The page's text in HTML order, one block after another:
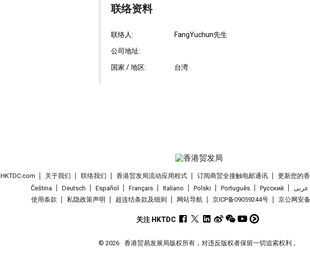
联络资料
联络人: FangYuchun先生
公司地址:
国家 / 地区: 台湾
HKTDC.com 关于我们 联络我们 香港贸发局流动应用程式 订阅商贸全接触电邮通讯
更新您的
Čeština
Deutsch Español Français Italiano Polski Português Pусский
عربى
使用条款
私隐政策声明 超连结条款及细则 网站导航 京ICP备09059244号 京公网安
关注 HKTDC
© 2026 香港贸易发展局版权所有，对违反版权者保留一切追索权利 。